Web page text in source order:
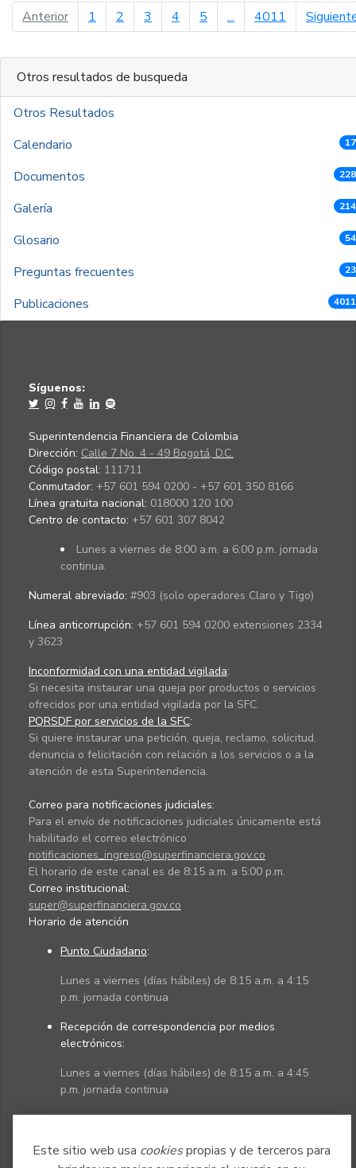
Este sitio web usa cookiespropias y de terceros para
Anteriorpágina anterior
1 2 3 4 5 ... 4011
Otros resultados de busqueda
Otros Resultados
Calendario
Documentos
Galería
Glosario
Preguntas frecuentes
Publicaciones
Síguenos:
Superintendencia Financiera de Colombia
Dirección: Calle 7 No. 4 - 49 Bogotá, D.C.
Código postal: 111711
Conmutador: +57 601 594 0200 - +57 601 350 8166
Línea gratuita nacional: 018000 120 100
Centro de contacto: +57 601 307 8042
Lunes a viernes de 8:00 a.m. a 6:00 p.m. jornada
continua.
Numeral abreviado: #903 (solo operadores Claro y Tigo)
Línea anticorrupción: +57 601 594 0200 extensiones 2334
y 3623
Inconformidad con una entidad vigilada:
Si necesita instaurar una queja por productos o servicios
ofrecidos por una entidad vigilada por la SFC.
PQRSDF por servicios de la SFC:
Si quiere instaurar una petición, queja, reclamo, solicitud,
denuncia o felicitación con relación a los servicios o a la
atención de esta Superintendencia.
Correo para notificaciones judiciales:
Para el envío de notificaciones judiciales únicamente está
habilitado el correo electrónico
notificaciones_ingreso@superfinanciera.gov.co
El horario de este canal es de 8:15 a.m. a 5:00 p.m.
Correo institucional:
super@superfinanciera.gov.co
Horario de atención
Punto Ciudadano:
Lunes a viernes (días hábiles) de 8:15 a.m. a 4:15
p.m. jornada continua
Recepción de correspondencia por medios
electrónicos:
Lunes a viernes (días hábiles) de 8:15 a.m. a 4:45
p.m. jornada continua